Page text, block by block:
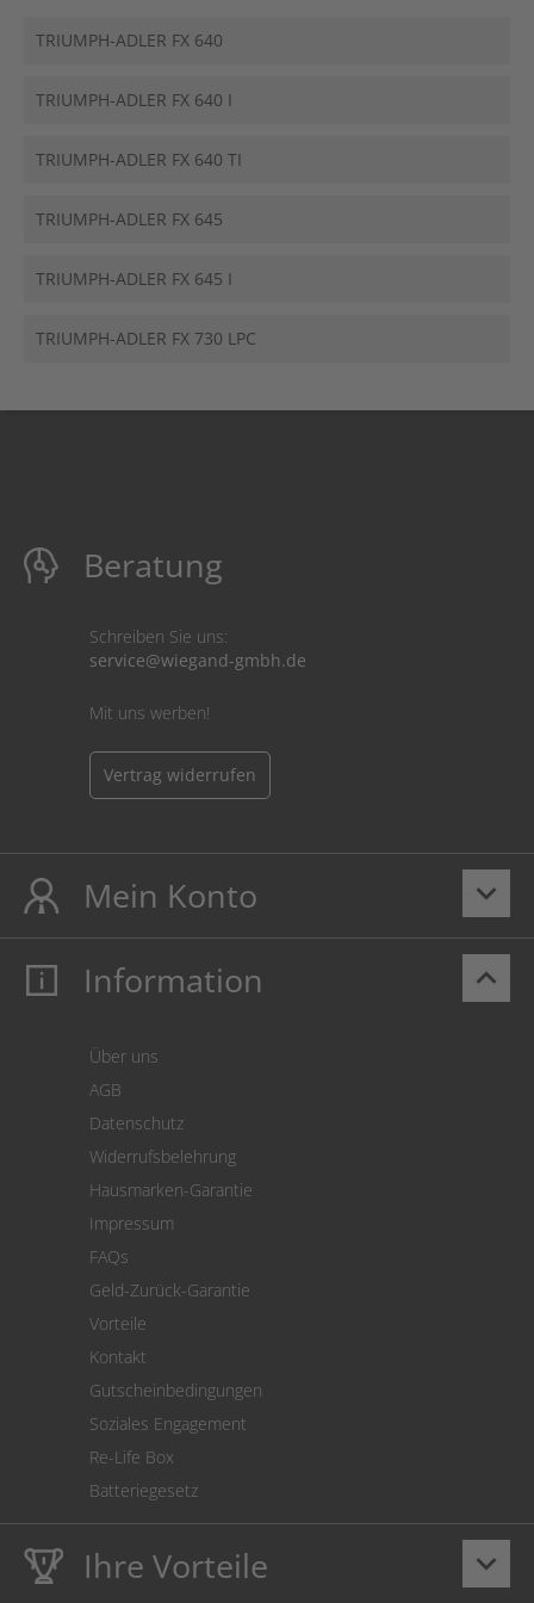
TRIUMPH-ADLER FX 640
TRIUMPH-ADLER FX 640 I
TRIUMPH-ADLER FX 640 TI
TRIUMPH-ADLER FX 645
TRIUMPH-ADLER FX 645 I
TRIUMPH-ADLER FX 730 LPC
Beratung
Schreiben Sie uns:
service@wiegand-gmbh.de
Mit uns werben!
Vertrag widerrufen
keyboard_arrow_down
Mein Konto
Mein Konto
Cookie Einstellungen
keyboard_arrow_up
Information
Über uns
AGB
Datenschutz
Widerrufsbelehrung
Hausmarken-Garantie
Impressum
FAQs
Geld-Zurück-Garantie
Vorteile
Kontakt
Gutscheinbedingungen
Soziales Engagement
Re-Life Box
Batteriegesetz
keyboard_arrow_down
Ihre Vorteile